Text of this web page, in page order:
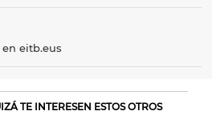
eitb.eus
TE INTERESEN ESTOS OTROS